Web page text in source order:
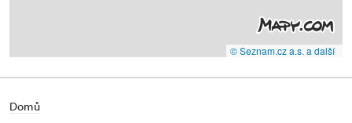
© Seznam.cz a.s. a další
Domů